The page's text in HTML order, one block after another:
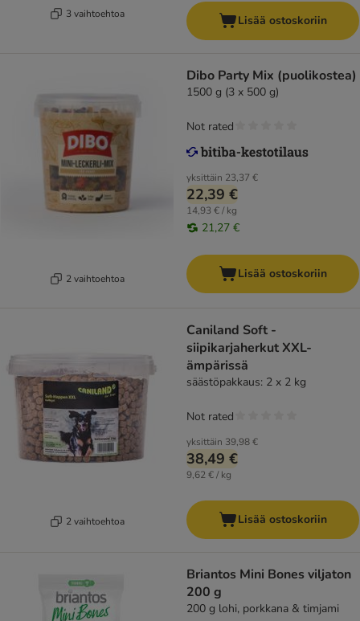
3 vaihtoehtoa Lisää ostoskoriin
2 vaihtoehtoa
Dibo Party Mix (puolikostea)
1500 g (3 x 500 g)
yksittäin 23,37 €
22,39 €
14,93 € / kg
21,27 €
Not rated
Lisää ostoskoriin
2 vaihtoehtoa
Caniland Soft -
siipikarjaherkut XXL-
ämpärissä
säästöpakkaus: 2 x 2 kg
yksittäin 39,98 €
38,49 €
9,62 € / kg
Not rated
Lisää ostoskoriin
Briantos Mini Bones viljaton
200 g
200 g lohi, porkkana & timjami